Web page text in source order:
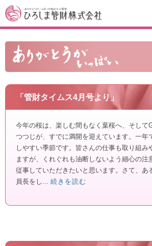
「管財タイムス4月号より」
今年の桜は、楽しむ間もなく葉桜へ、そして
つつじが、すでに満開を迎えています。一年
しやすい季節です。皆さんの仕事も取り組み
ますが、くれぐれも油断しないよう細心の注
従事していただきたいと思います。さて、あ
員長をし... 続きを読む